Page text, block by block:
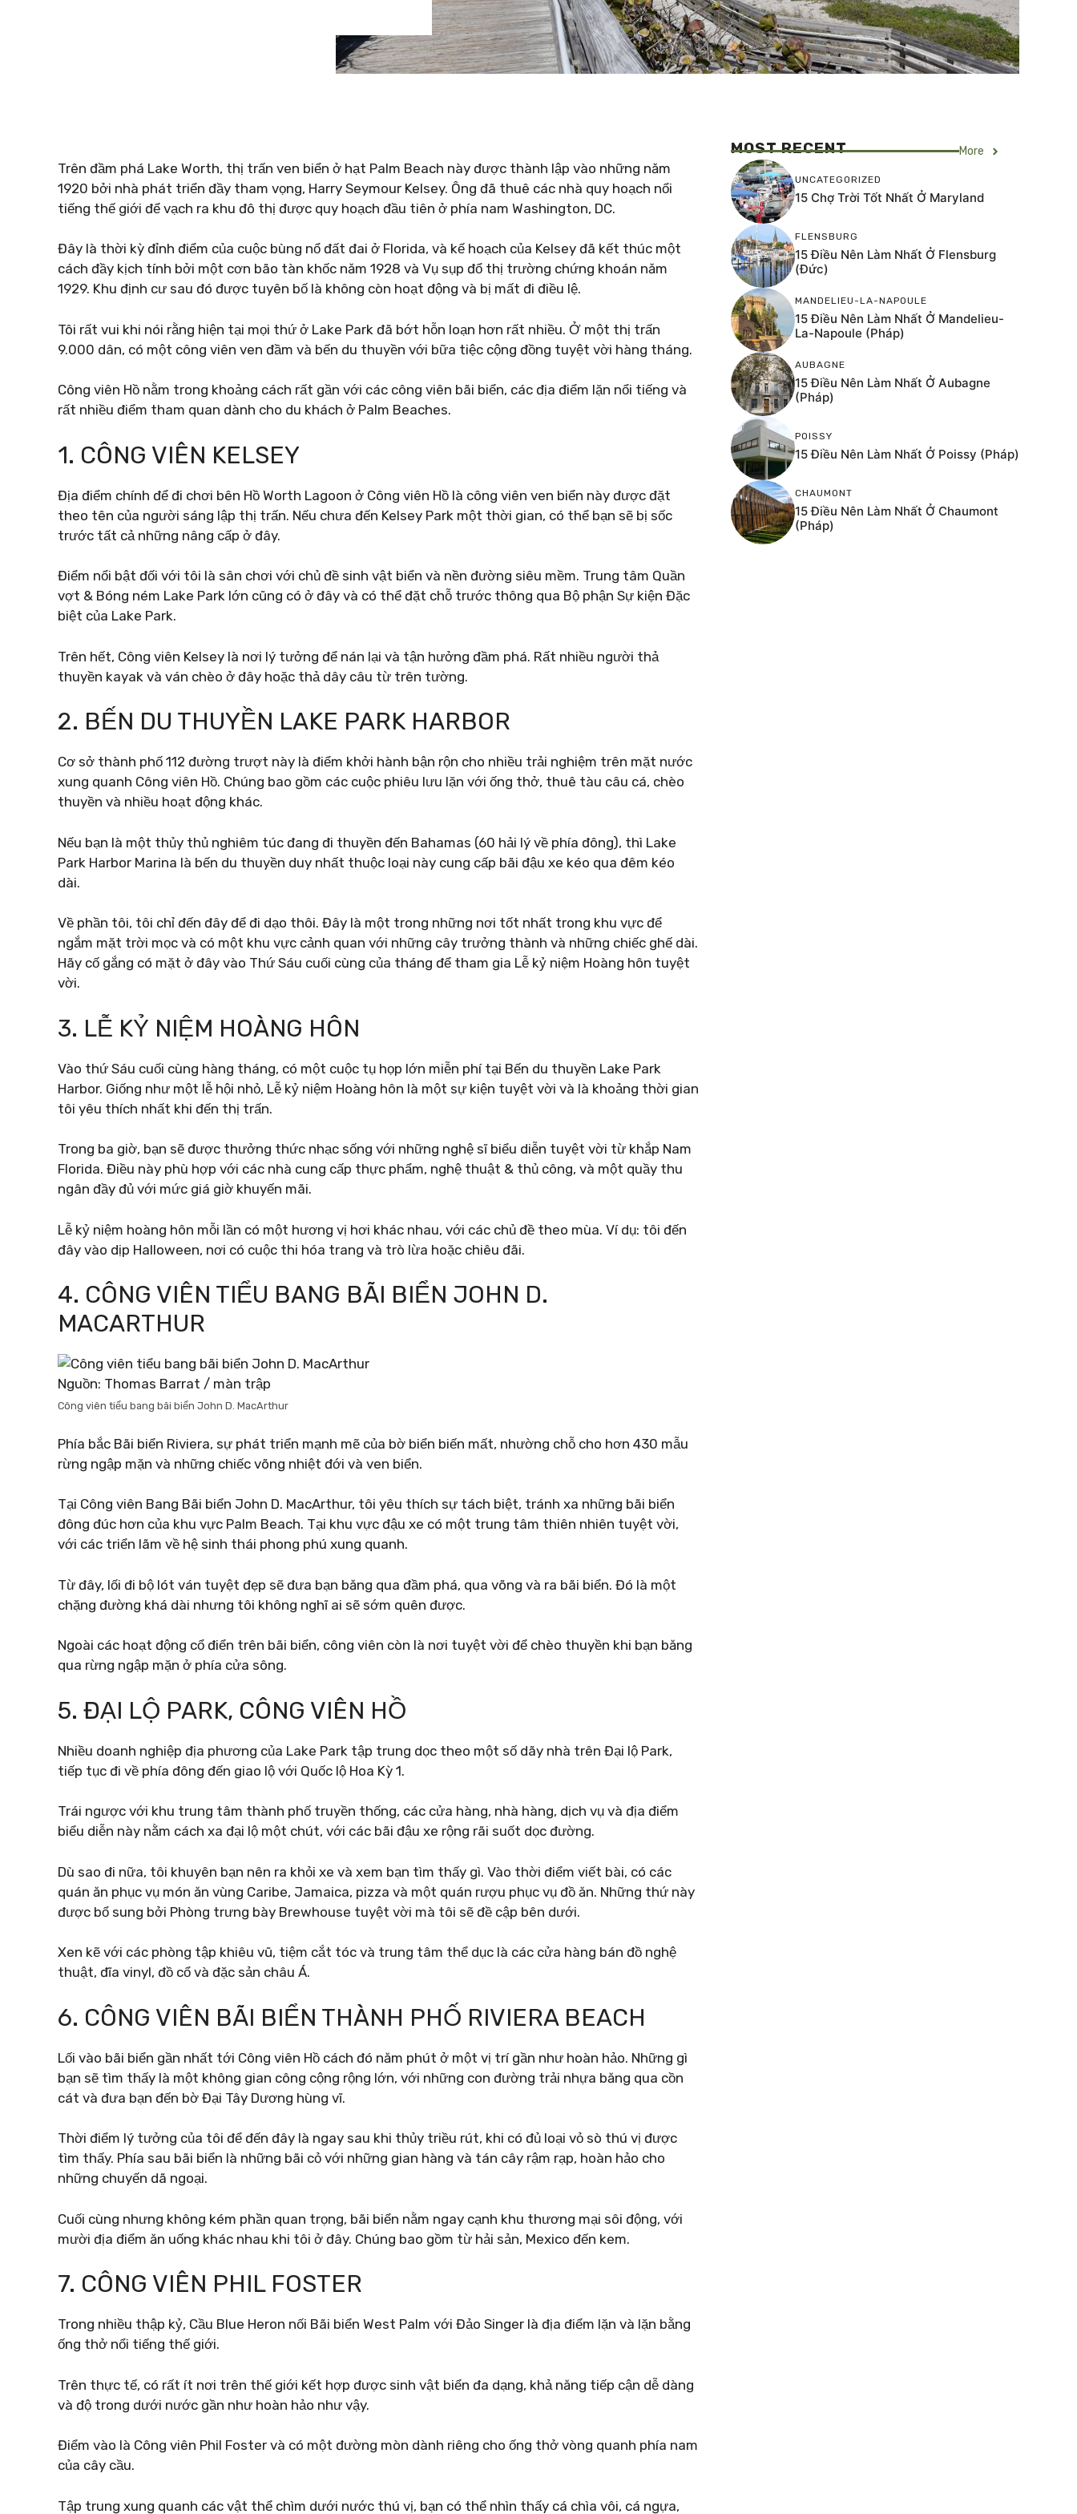
Trên đầm phá Lake Worth, thị trấn ven biển ở hạt Palm Beach này được thành lập vào những năm
1920 bởi nhà phát triển đầy tham vọng, Harry Seymour Kelsey. Ông đã thuê các nhà quy hoạch nổi
tiếng thế giới để vạch ra khu đô thị được quy hoạch đầu tiên ở phía nam Washington, DC.
Đây là thời kỳ đỉnh điểm của cuộc bùng nổ đất đai ở Florida, và kế hoạch của Kelsey đã kết thúc một
cách đầy kịch tính bởi một cơn bão tàn khốc năm 1928 và Vụ sụp đổ thị trường chứng khoán năm
1929. Khu định cư sau đó được tuyên bố là không còn hoạt động và bị mất đi điều lệ.
Tôi rất vui khi nói rằng hiện tại mọi thứ ở Lake Park đã bớt hỗn loạn hơn rất nhiều. Ở một thị trấn
9.000 dân, có một công viên ven đầm và bến du thuyền với bữa tiệc cộng đồng tuyệt vời hàng tháng.
Công viên Hồ nằm trong khoảng cách rất gần với các công viên bãi biển, các địa điểm lặn nổi tiếng và
rất nhiều điểm tham quan dành cho du khách ở Palm Beaches.
1. CÔNG VIÊN KELSEY
Địa điểm chính để đi chơi bên Hồ Worth Lagoon ở Công viên Hồ là công viên ven biển này được đặt
theo tên của người sáng lập thị trấn. Nếu chưa đến Kelsey Park một thời gian, có thể bạn sẽ bị sốc
trước tất cả những nâng cấp ở đây.
Điểm nổi bật đối với tôi là sân chơi với chủ đề sinh vật biển và nền đường siêu mềm. Trung tâm Quần
vợt & Bóng ném Lake Park lớn cũng có ở đây và có thể đặt chỗ trước thông qua Bộ phận Sự kiện Đặc
biệt của Lake Park.
Trên hết, Công viên Kelsey là nơi lý tưởng để nán lại và tận hưởng đầm phá. Rất nhiều người thả
thuyền kayak và ván chèo ở đây hoặc thả dây câu từ trên tường.
2. BẾN DU THUYỀN LAKE PARK HARBOR
Cơ sở thành phố 112 đường trượt này là điểm khởi hành bận rộn cho nhiều trải nghiệm trên mặt nước
xung quanh Công viên Hồ. Chúng bao gồm các cuộc phiêu lưu lặn với ống thở, thuê tàu câu cá, chèo
thuyền và nhiều hoạt động khác.
Nếu bạn là một thủy thủ nghiêm túc đang đi thuyền đến Bahamas (60 hải lý về phía đông), thì Lake
Park Harbor Marina là bến du thuyền duy nhất thuộc loại này cung cấp bãi đậu xe kéo qua đêm kéo
dài.
Về phần tôi, tôi chỉ đến đây để đi dạo thôi. Đây là một trong những nơi tốt nhất trong khu vực để
ngắm mặt trời mọc và có một khu vực cảnh quan với những cây trưởng thành và những chiếc ghế dài.
Hãy cố gắng có mặt ở đây vào Thứ Sáu cuối cùng của tháng để tham gia Lễ kỷ niệm Hoàng hôn tuyệt
vời.
3. LỄ KỶ NIỆM HOÀNG HÔN
Vào thứ Sáu cuối cùng hàng tháng, có một cuộc tụ họp lớn miễn phí tại Bến du thuyền Lake Park
Harbor. Giống như một lễ hội nhỏ, Lễ kỷ niệm Hoàng hôn là một sự kiện tuyệt vời và là khoảng thời gian
tôi yêu thích nhất khi đến thị trấn.
Trong ba giờ, bạn sẽ được thưởng thức nhạc sống với những nghệ sĩ biểu diễn tuyệt vời từ khắp Nam
Florida. Điều này phù hợp với các nhà cung cấp thực phẩm, nghệ thuật & thủ công, và một quầy thu
ngân đầy đủ với mức giá giờ khuyến mãi.
Lễ kỷ niệm hoàng hôn mỗi lần có một hương vị hơi khác nhau, với các chủ đề theo mùa. Ví dụ: tôi đến
đây vào dịp Halloween, nơi có cuộc thi hóa trang và trò lừa hoặc chiêu đãi.
4. CÔNG VIÊN TIỂU BANG BÃI BIỂN JOHN D.
MACARTHUR
Nguồn: Thomas Barrat / màn trập
Công viên tiểu bang bãi biển John D. MacArthur
Phía bắc Bãi biển Riviera, sự phát triển mạnh mẽ của bờ biển biến mất, nhường chỗ cho hơn 430 mẫu
rừng ngập mặn và những chiếc võng nhiệt đới và ven biển.
Tại Công viên Bang Bãi biển John D. MacArthur, tôi yêu thích sự tách biệt, tránh xa những bãi biển
đông đúc hơn của khu vực Palm Beach. Tại khu vực đậu xe có một trung tâm thiên nhiên tuyệt vời,
với các triển lãm về hệ sinh thái phong phú xung quanh.
Từ đây, lối đi bộ lót ván tuyệt đẹp sẽ đưa bạn băng qua đầm phá, qua võng và ra bãi biển. Đó là một
chặng đường khá dài nhưng tôi không nghĩ ai sẽ sớm quên được.
Ngoài các hoạt động cổ điển trên bãi biển, công viên còn là nơi tuyệt vời để chèo thuyền khi bạn băng
qua rừng ngập mặn ở phía cửa sông.
5. ĐẠI LỘ PARK, CÔNG VIÊN HỒ
Nhiều doanh nghiệp địa phương của Lake Park tập trung dọc theo một số dãy nhà trên Đại lộ Park,
tiếp tục đi về phía đông đến giao lộ với Quốc lộ Hoa Kỳ 1.
Trái ngược với khu trung tâm thành phố truyền thống, các cửa hàng, nhà hàng, dịch vụ và địa điểm
biểu diễn này nằm cách xa đại lộ một chút, với các bãi đậu xe rộng rãi suốt dọc đường.
Dù sao đi nữa, tôi khuyên bạn nên ra khỏi xe và xem bạn tìm thấy gì. Vào thời điểm viết bài, có các
quán ăn phục vụ món ăn vùng Caribe, Jamaica, pizza và một quán rượu phục vụ đồ ăn. Những thứ này
được bổ sung bởi Phòng trưng bày Brewhouse tuyệt vời mà tôi sẽ đề cập bên dưới.
Xen kẽ với các phòng tập khiêu vũ, tiệm cắt tóc và trung tâm thể dục là các cửa hàng bán đồ nghệ
thuật, đĩa vinyl, đồ cổ và đặc sản châu Á.
6. CÔNG VIÊN BÃI BIỂN THÀNH PHỐ RIVIERA BEACH
Lối vào bãi biển gần nhất tới Công viên Hồ cách đó năm phút ở một vị trí gần như hoàn hảo. Những gì
bạn sẽ tìm thấy là một không gian công cộng rộng lớn, với những con đường trải nhựa băng qua cồn
cát và đưa bạn đến bờ Đại Tây Dương hùng vĩ.
Thời điểm lý tưởng của tôi để đến đây là ngay sau khi thủy triều rút, khi có đủ loại vỏ sò thú vị được
tìm thấy. Phía sau bãi biển là những bãi cỏ với những gian hàng và tán cây rậm rạp, hoàn hảo cho
những chuyến dã ngoại.
Cuối cùng nhưng không kém phần quan trọng, bãi biển nằm ngay cạnh khu thương mại sôi động, với
mười địa điểm ăn uống khác nhau khi tôi ở đây. Chúng bao gồm từ hải sản, Mexico đến kem.
7. CÔNG VIÊN PHIL FOSTER
Trong nhiều thập kỷ, Cầu Blue Heron nối Bãi biển West Palm với Đảo Singer là địa điểm lặn và lặn bằng
ống thở nổi tiếng thế giới.
Trên thực tế, có rất ít nơi trên thế giới kết hợp được sinh vật biển đa dạng, khả năng tiếp cận dễ dàng
và độ trong dưới nước gần như hoàn hảo như vậy.
Điểm vào là Công viên Phil Foster và có một đường mòn dành riêng cho ống thở vòng quanh phía nam
của cây cầu.
Tập trung xung quanh các vật thể chìm dưới nước thú vị, bạn có thể nhìn thấy cá chìa vôi, cá ngựa,
MOST RECENT More
UNCATEGORIZED
15 Chợ Trời Tốt Nhất Ở Maryland
FLENSBURG
15 Điều Nên Làm Nhất Ở Flensburg
(Đức)
MANDELIEU-LA-NAPOULE
15 Điều Nên Làm Nhất Ở Mandelieu-
La-Napoule (Pháp)
AUBAGNE
15 Điều Nên Làm Nhất Ở Aubagne
(Pháp)
POISSY
15 Điều Nên Làm Nhất Ở Poissy (Pháp)
CHAUMONT
15 Điều Nên Làm Nhất Ở Chaumont
(Pháp)